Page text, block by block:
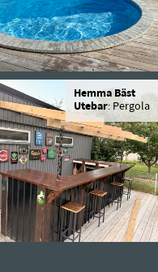
Hemma Bäst
Utebar: Pergola